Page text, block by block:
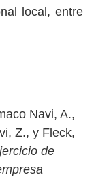
local, entre
Navi, A.,
Z., y Fleck,
de